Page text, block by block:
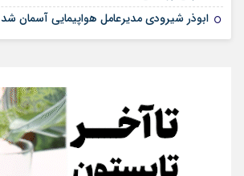
ابوذر شیرودی مدیرعامل هواپیمایی آسمان شد